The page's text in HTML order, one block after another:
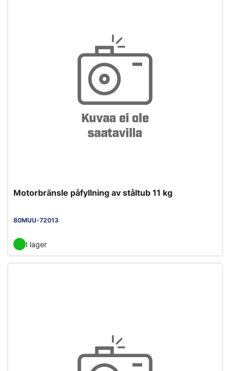
Motorbränsle påfyllning av ståltub 11 kg
80MUU-72013
I lager